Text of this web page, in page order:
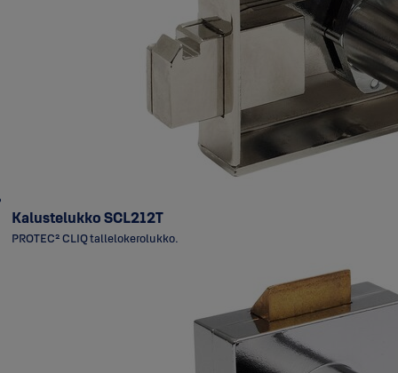
Kalustelukko SCL212T
PROTEC² CLIQ tallelokerolukko.